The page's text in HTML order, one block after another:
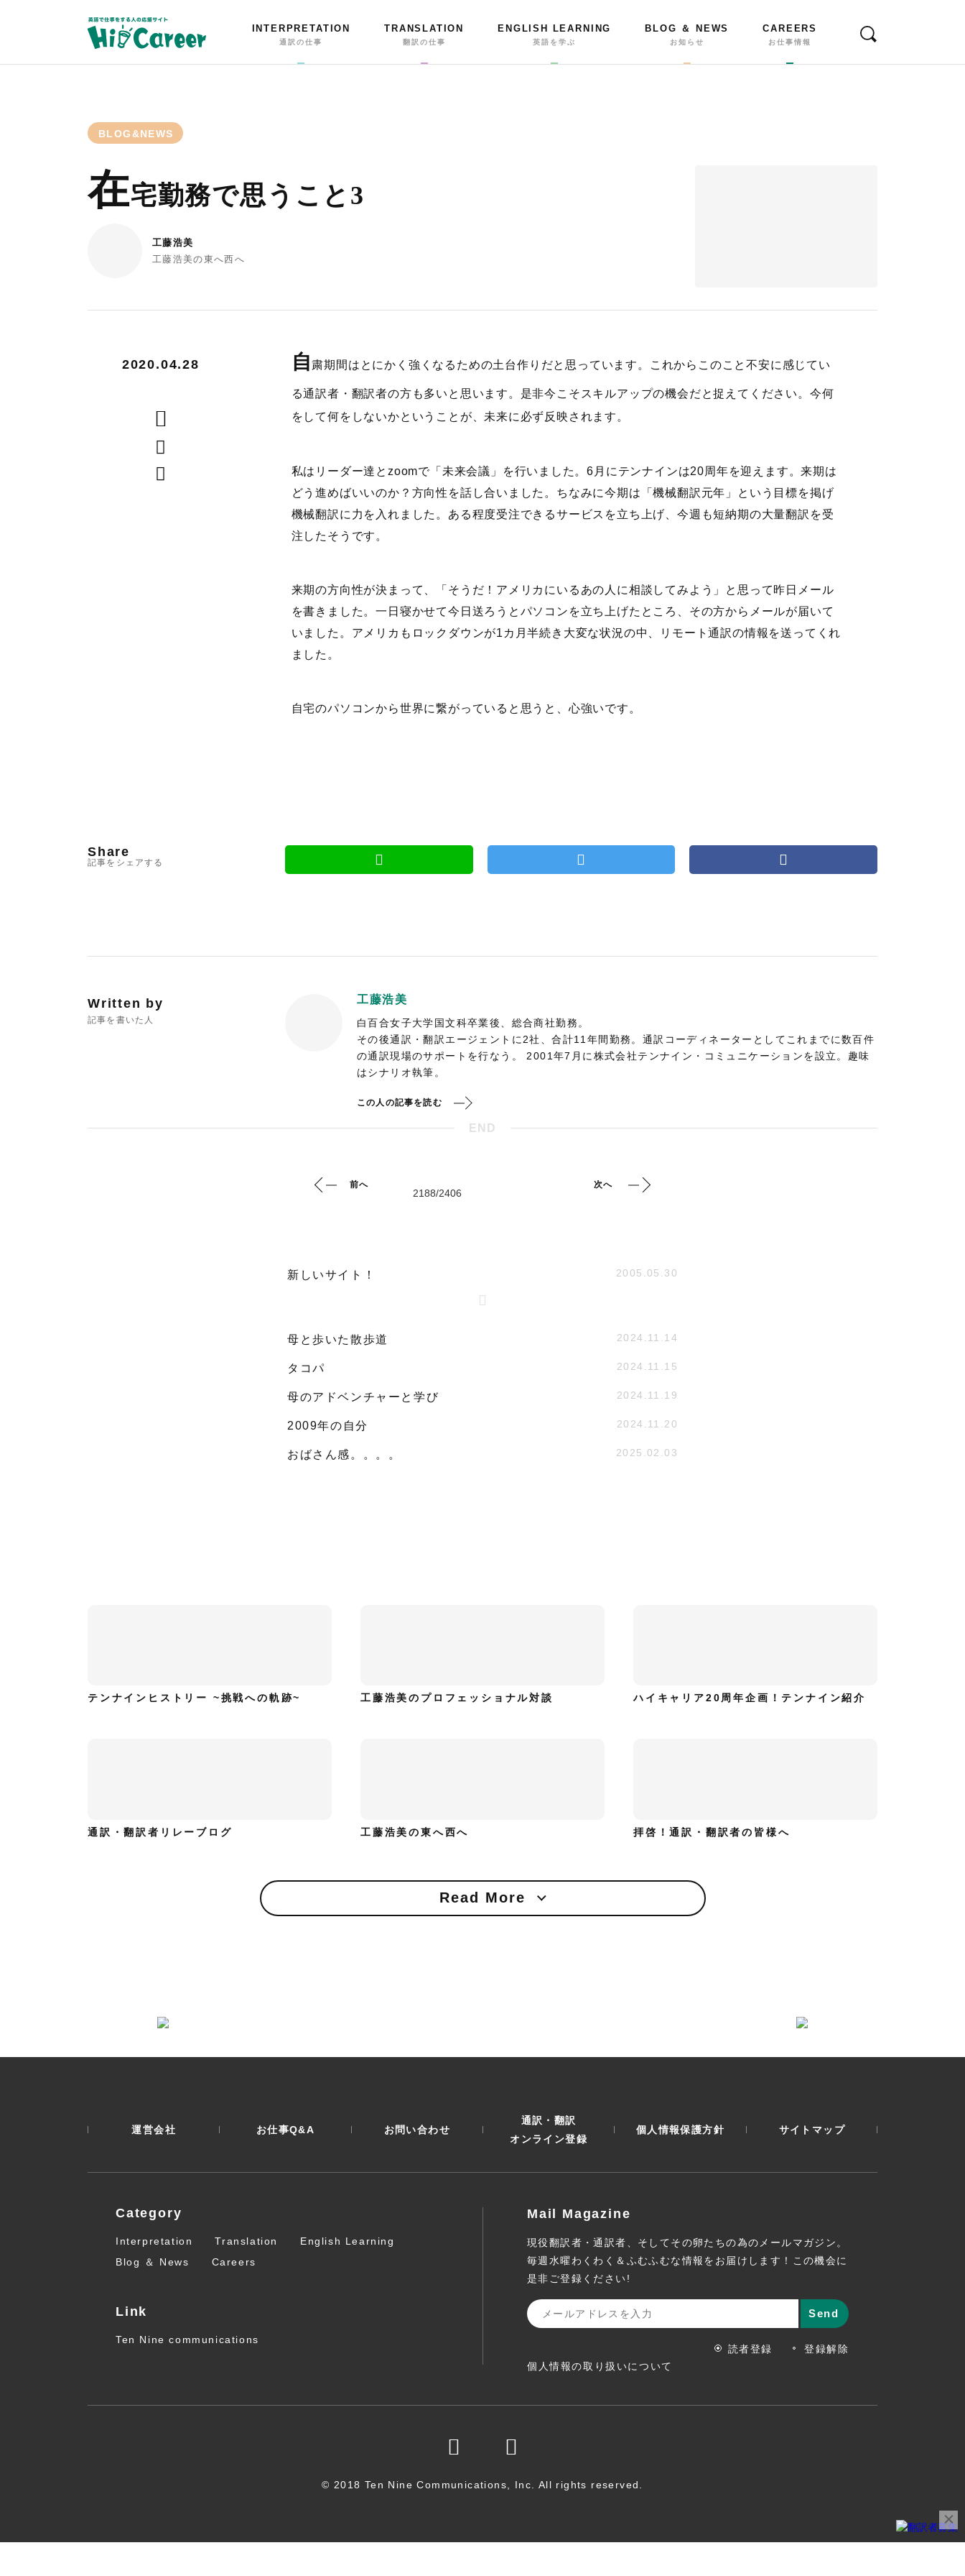
INTERPRETATION
通訳の仕事
TRANSLATION
翻訳の仕事
ENGLISH LEARNING
英語を学ぶ
BLOG ＆ NEWS
お知らせ
CAREERS
お仕事情報
BLOG&NEWS
在宅勤務で思うこと3
工藤浩美
工藤浩美の東へ西へ
2020.04.28 自粛期間はとにかく強くなるための土台作りだと思っています。これからこのこと不安に感じてい
る通訳者・翻訳者の方も多いと思います。是非今こそスキルアップの機会だと捉えてください。今何
をして何をしないかということが、未来に必ず反映されます。
私はリーダー達とzoomで「未来会議」を行いました。6月にテンナインは20周年を迎えます。来期は
どう進めばいいのか？方向性を話し合いました。ちなみに今期は「機械翻訳元年」という目標を掲げ
機械翻訳に力を入れました。ある程度受注できるサービスを立ち上げ、今週も短納期の大量翻訳を受
注したそうです。
来期の方向性が決まって、「そうだ！アメリカにいるあの人に相談してみよう」と思って昨日メール
を書きました。一日寝かせて今日送ろうとパソコンを立ち上げたところ、その方からメールが届いて
いました。アメリカもロックダウンが1カ月半続き大変な状況の中、リモート通訳の情報を送ってくれ
ました。
自宅のパソコンから世界に繋がっていると思うと、心強いです。
Share
記事をシェアする
Written by
記事を書いた人
工藤浩美
白百合女子大学国文科卒業後、総合商社勤務。
その後通訳・翻訳エージェントに2社、合計11年間勤務。通訳コーディネーターとしてこれまでに数百件
の通訳現場のサポートを行なう。 2001年7月に株式会社テンナイン・コミュニケーションを設立。趣味
はシナリオ執筆。
この人の記事を読む
END
前へ 次へ
新しいサイト！ 2005.05.30
母と歩いた散歩道 2024.11.14
タコパ 2024.11.15
母のアドベンチャーと学び 2024.11.19
2009年の自分 2024.11.20
おばさん感。。。。 2025.02.03
テンナインヒストリー ~挑戦への軌跡~ 工藤浩美のプロフェッショナル対談 ハイキャリア20周年企画！テンナイン紹介
通訳・翻訳者リレーブログ 工藤浩美の東へ西へ 拝啓！通訳・翻訳者の皆様へ
Read More
運営会社 お仕事Q&A お問い合わせ
通訳・翻訳
オンライン登録
個人情報保護方針 サイトマップ
Category
Interpretation Translation
English Learning
Blog ＆ News
Careers
Link
Ten Nine communications
Mail Magazine
現役翻訳者・通訳者、そしてその卵たちの為のメールマガジン。
毎週水曜わくわく＆ふむふむな情報をお届けします！この機会に
是非ご登録ください!
読者登録
登録解除
個人情報の取り扱いについて
© 2018 Ten Nine Communications, Inc. All rights reserved.